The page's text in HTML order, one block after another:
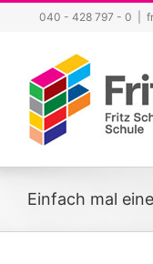
springen
040 - 428 797 - 0
Einfach mal